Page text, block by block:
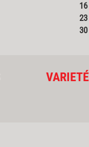
16
23
30
VARIETÉ